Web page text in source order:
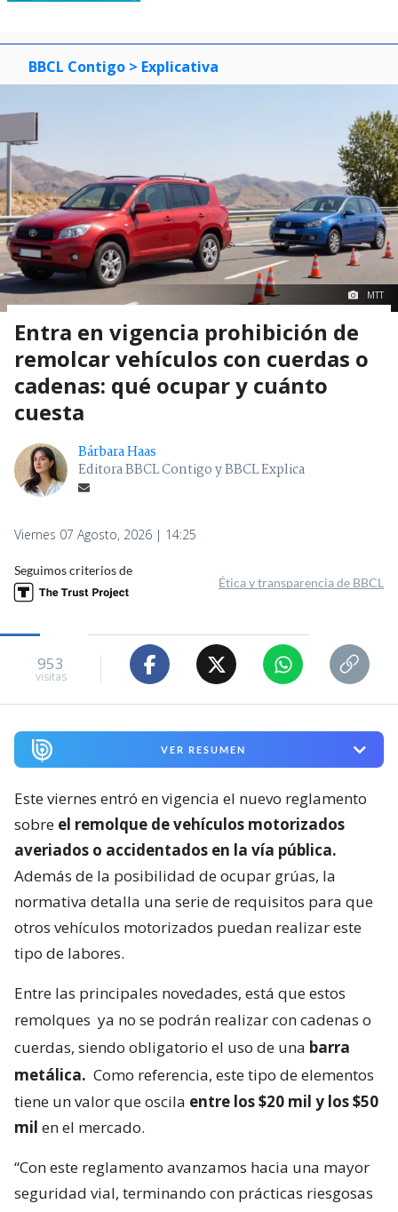
BBCL Contigo > Explicativa
MTT
Entra en vigencia prohibición de
remolcar vehículos con cuerdas o
cadenas: qué ocupar y cuánto
cuesta
Bárbara Haas
Editora BBCL Contigo y BBCL Explica
Viernes 07 Agosto, 2026 | 14:25
Seguimos criterios de
Ética y transparencia de BBCL
953
visitas
VER RESUMEN
Este viernes entró en vigencia el nuevo reglamento
sobre el remolque de vehículos motorizados
averiados o accidentados en la vía pública.
Además de la posibilidad de ocupar grúas, la
normativa detalla una serie de requisitos para que
otros vehículos motorizados puedan realizar este
tipo de labores.
Entre las principales novedades, está que estos
remolques ya no se podrán realizar con cadenas o
cuerdas, siendo obligatorio el uso de una barra
metálica. Como referencia, este tipo de elementos
tiene un valor que oscila entre los $20 mil y los $50
mil en el mercado.
“Con este reglamento avanzamos hacia una mayor
seguridad vial, terminando con prácticas riesgosas